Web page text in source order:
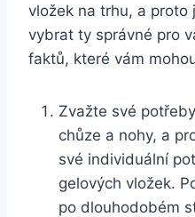
vložek ⁤na ⁤trhu, a
vybrat ⁣ty správné pro
faktů, které vám
Zvažte své‌
chůze a nohy, a‌
své individuální⁤
gelových vložek.⁤
po dlouhodobém